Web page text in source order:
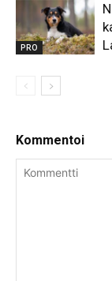
PRO
Kommentoi